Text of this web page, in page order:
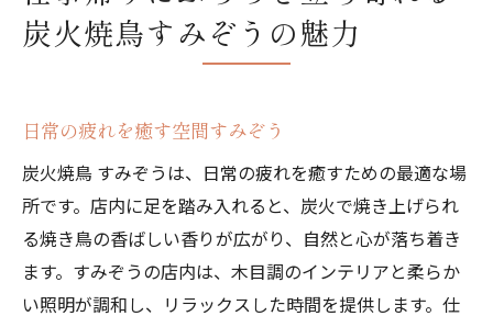
炭火焼鳥すみぞうの魅力
日常の疲れを癒す空間すみぞう
炭火焼鳥 すみぞうは、日常の疲れを癒すための最適な場
所です。店内に足を踏み入れると、炭火で焼き上げられ
る焼き鳥の香ばしい香りが広がり、自然と心が落ち着き
ます。すみぞうの店内は、木目調のインテリアと柔らか
い照明が調和し、リラックスした時間を提供します。仕